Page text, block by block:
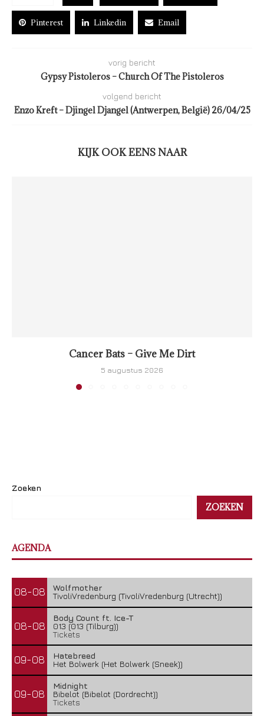
Pinterest Linkedin Email
vorig bericht
Gypsy Pistoleros – Church Of The Pistoleros
volgend bericht
Enzo Kreft – Djingel Djangel (Antwerpen, België) 26/04/25
KIJK OOK EENS NAAR
Cancer Bats – Give Me Dirt
5 augustus 2026
Zoeken
ZOEKEN
AGENDA
08-08
Wolfmother
TivoliVredenburg (TivoliVredenburg (Utrecht))
08-08
Body Count ft. Ice-T
013 (013 (Tilburg))
Tickets
09-08
Hatebreed
Het Bolwerk (Het Bolwerk (Sneek))
09-08
Midnight
Bibelot (Bibelot (Dordrecht))
Tickets